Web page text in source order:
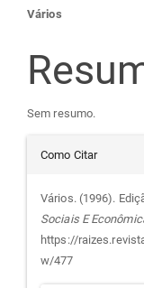
do
artigo
Vários
Sem resumo.
do
artigo
Como Citar
Vários. (1996).
Sociais E
https://
w/477